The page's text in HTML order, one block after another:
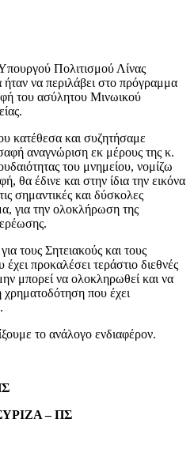
Πολιτισμού Λίνας
να περιλάβει στο πρόγραμμα
του ασύλητου Μινωικού
κατέθεσα και συζητήσαμε
αναγνώριση εκ μέρους της κ.
του μνημείου, νομίζω
θα έδινε και στην ίδια την εικόνα
σημαντικές και δύσκολες
για την ολοκλήρωση της
τους Σητειακούς και τους
προκαλέσει τεράστιο διεθνές
μπορεί να ολοκληρωθεί και να
χρηματοδότηση που έχει
το ανάλογο ενδιαφέρον.
– ΠΣ